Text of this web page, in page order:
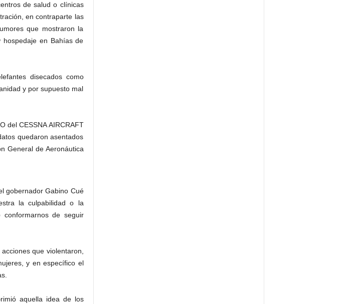
de salud o clínicas
en contraparte las
que mostraron la
en Bahías de
disecados como
y por supuesto mal
del CESSNA AIRCRAFT
quedaron asentados
General de Aeronáutica
gobernador Gabino Cué
la culpabilidad o la
de seguir
que violentaron,
y en específico el
aquella idea de los